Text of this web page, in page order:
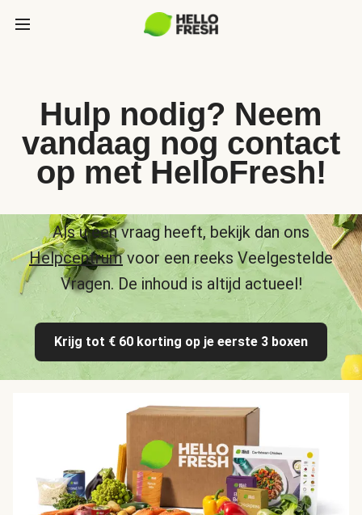
Hulp nodig? Neem
vandaag nog contact
op met HelloFresh!
Als u een vraag heeft, bekijk dan ons
Helpcentrumvoor een reeks Veelgestelde
Vragen. De inhoud is altijd actueel!
Krijg tot € 60 korting op je eerste 3 boxen